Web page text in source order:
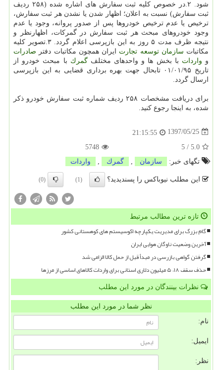
شود. ۲.در خصوص كلیه ثبت سفارش های اشاره شده (۲۵۸ ردیف
ثبت سفارش) نسبت به اعلان؛ اظهار شدن یا نشدن هر ثبت سفارش،
ترخیص یا عدم ترخیص خودروها پس از صدور پروانه، وجود یا عدم
وجود خودروهای مبحث هر ثبت سفارش در گمركات، اظهارنظر و
نتیجه ظرف مدت ۵ روز به این بازپرسی اعلام گردد. ۳.تصویر كلیه
مكاتبات سازمان توسعه تجارت ایران همچون مكاتبات دفتر صادرات
و واردات با بخش ها و واحدهای مختلفگمرك با مبحث خودرو از
تاریخ ۰۱/۰۱/۹۵ تابحال جهت بهره برداری قضایی به این بازپرسی
ارسال گردد.
برای دریافت مشخصات ۲۵۸ ردیف شماره ثبت سفارش خودرو ذكر
شده، به اینجا رجوع كنید.
1397/05/25
21:15:55
5.0
/
5
5748
تگهای خبر:
سازمان گمرك واردات
این مطلب نیوباکس را پسندیدید؟ (1)
(0)
تازه ترین مطالب مرتبط
گام بزرگ برای مدیریت یکپارچه اکوسیستم های کوهستانی کشور
آخرین وضعیت ناوگان هوایی ایران
گرفتن گواهی بازرسی در مبدأ قبل از حمل کالا الزامی شد
حذف سقف ۱۸، ۵ میلیون دلاری استانی برای واردات کالاهای اساسی از مرزها
نظرات بینندگان در مورد این مطلب
نظر شما در مورد این مطلب
نام:
ایمیل:
نظر: